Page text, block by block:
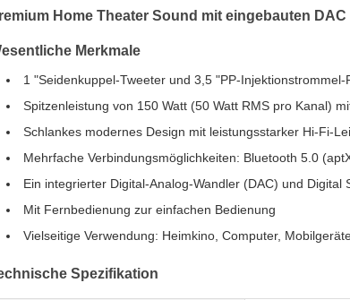
Home Theater Sound mit eingebauten DAC
Merkmale
1 "Seidenkuppel-Tweeter und 3,5 "PP-
Spitzenleistung von 150 Watt (50 Watt RMS pro Kanal)
Schlankes modernes Design mit leistungsstarker Hi-Fi-
Mehrfache Verbindungsmöglichkeiten: Bluetooth 5.0
Ein integrierter Digital-Analog-Wandler (DAC) und Digital
Mit Fernbedienung zur einfachen Bedienung
Vielseitige Verwendung: Heimkino, Computer,
Spezifikation